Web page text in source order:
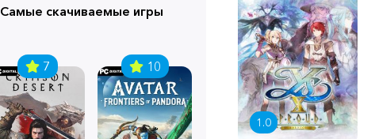
Самые скачиваемые игры
7 10
1.0